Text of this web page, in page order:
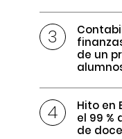
de un
Hito en
el 99 %
de